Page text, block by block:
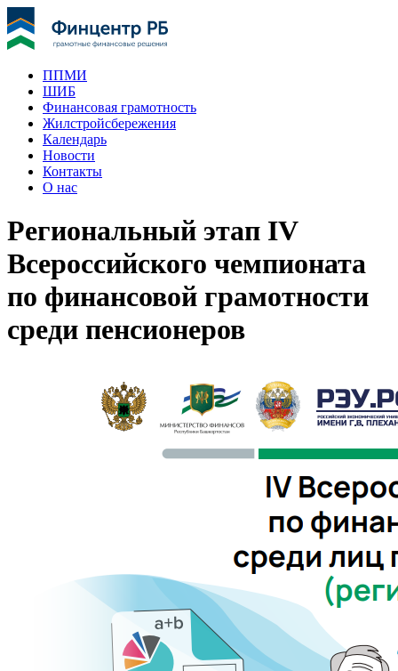
ППМИ
ШИБ
Финансовая грамотность
Жилстройсбережения
Календарь
Новости
Контакты
О нас
Региональный этап IV
Всероссийского чемпионата
по финансовой грамотности
среди пенсионеров